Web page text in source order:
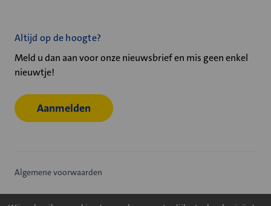
Altijd op de hoogte?
Meld u dan aan voor onze nieuwsbrief en mis geen enkel
nieuwtje!
Aanmelden
Algemene voorwaarden